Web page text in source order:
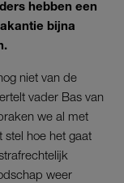
hebben een
bijna
niet van de
vader Bas van
we al met
stel hoe het gaat
weer